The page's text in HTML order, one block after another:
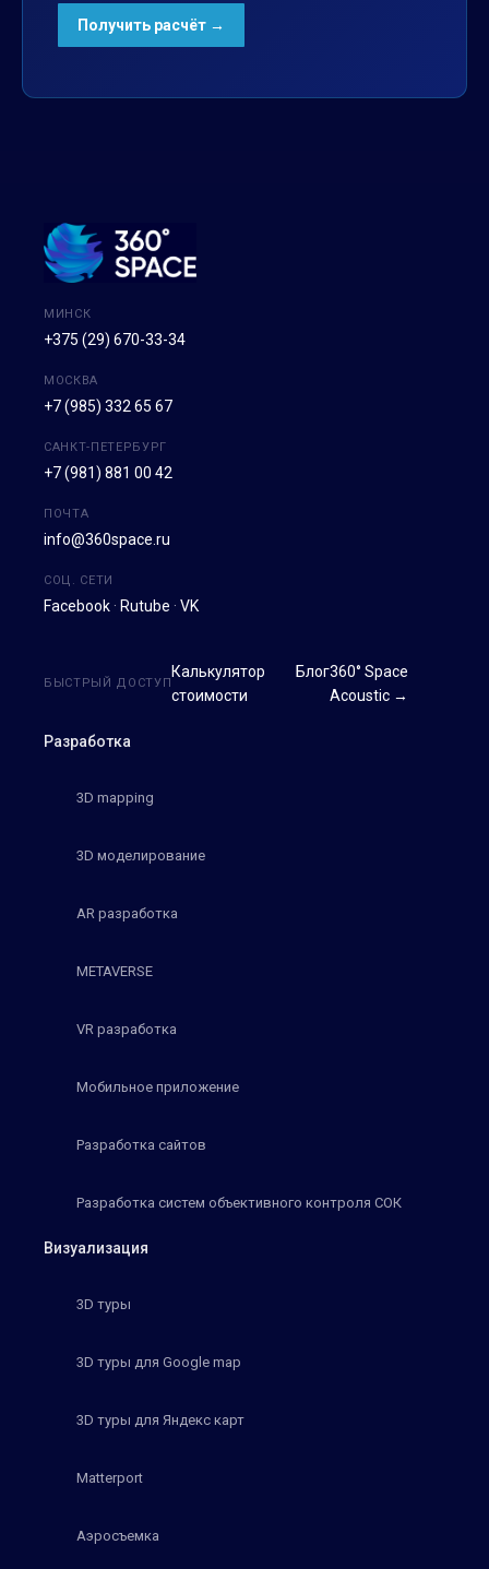
МИНСК
+375 (29) 670-33-34
МОСКВА
+7 (985) 332 65 67
САНКТ-ПЕТЕРБУРГ
+7 (981) 881 00 42
ПОЧТА
info@360space.ru
СОЦ. СЕТИ
Facebook · Rutube · VK
Разработка
3D mapping
3D моделирование
AR разработка
METAVERSE
VR разработка
Мобильное приложение
Разработка сайтов
Разработка систем объективного контроля СОК
Визуализация
3D туры
3D туры для Google map
3D туры для Яндекс карт
Matterport
Аэросъемка
БЫСТРЫЙ ДОСТУП
Калькулятор
стоимости
Блог360° Space
Acoustic →